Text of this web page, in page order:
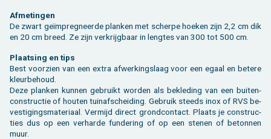
Af­me­tin­gen
De zwart geïmpreg­neer­de plan­ken met scher­pe hoe­ken zijn 2,2 cm dik
en 20 cm breed. Ze zijn ver­krijg­baar in leng­tes van 300 tot 500 cm.
Plaat­sing en tips
Best voor­zien van een extra af­wer­kings­laag voor een egaal en be­te­re
kleur­be­houd.
Deze plan­ken kun­nen ge­bruikt wor­den als be­kle­ding van een bui­ten­
con­struc­tie of hou­ten tuin­af­schei­ding. Ge­bruik steeds inox of RVS be­
ves­ti­gings­ma­te­ri­aal. Ver­mijd di­rect grond­con­tact. Plaats je con­struc­
ties dus op een ver­har­de fun­de­ring of op een ste­nen of be­ton­nen
muur.